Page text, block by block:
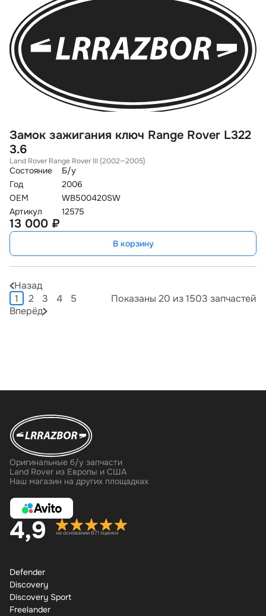
Замок зажигания ключ Range Rover L322
3.6
Land Rover Range Rover III (2002—2005)
Состояние
Б/у
Год
2006
OEM
WB500420SW
Артикул
12575
13 000 ₽
В корзину
Назад
1
2 3 4
5
Вперёд
Показаны 20 из 1503 запчастей
Оригинальные б/у запчасти
Land Rover из Европы и США
Наш магазин на других площадках
4,9 на основании 871 оценки
Defender
Discovery
Discovery Sport
Freelander